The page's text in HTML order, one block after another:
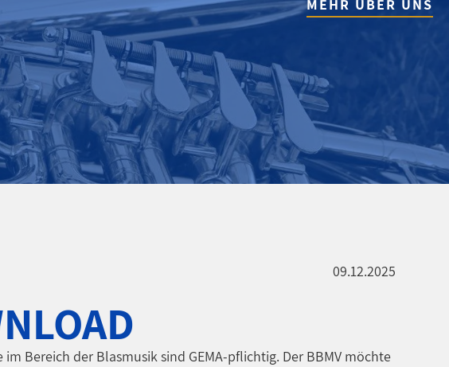
MEHR ÜBER UNS
09.12.2025
im Bereich der Blasmusik sind GEMA-pflichtig. Der BBMV möchte